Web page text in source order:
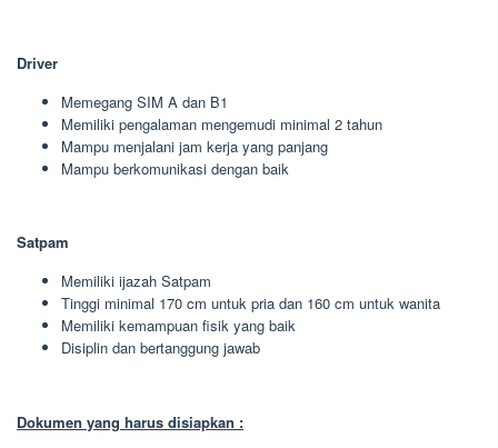
Driver
Memegang SIM A dan B1
Memiliki pengalaman mengemudi minimal 2 tahun
Mampu menjalani jam kerja yang panjang
Mampu berkomunikasi dengan baik
Satpam
Memiliki ijazah Satpam
Tinggi minimal 170 cm untuk pria dan 160 cm untuk wanita
Memiliki kemampuan fisik yang baik
Disiplin dan bertanggung jawab
Dokumen yang harus disiapkan :